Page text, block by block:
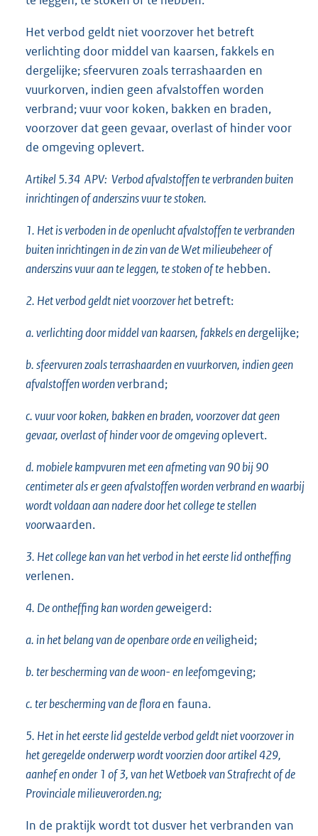
Het verbod geldt niet voorzover het betreft
verlichting door middel van kaarsen, fakkels en
dergelijke; sfeervuren zoals terrashaarden en
vuurkorven, indien geen afvalstoffen worden
verbrand; vuur voor koken, bakken en braden,
voorzover dat geen gevaar, overlast of hinder voor
de omgeving oplevert.
Artikel 5.34 APV: Verbod afvalstoffen te verbranden buiten
inrichtingen of anderszins vuur te stoken.
1. Het is verboden in de openlucht afvalstoffen te verbranden
buiten inrichtingen in de zin van de Wet milieubeheer of
anderszins vuur aan te leggen, te stoken of te hebben.
2. Het verbod geldt niet voorzover hetbetreft:
a. verlichting door middel van kaarsen, fakkels en dergelijke;
b. sfeervuren zoals terrashaarden en vuurkorven, indien geen
afvalstoffen worden verbrand;
c. vuur voor koken, bakken en braden, voorzover dat geen
gevaar, overlast of hinder voor de omgeving oplevert.
d. mobiele kampvuren met een afmeting van 90 bij 90
centimeter als er geen afvalstoffen worden verbrand en waarbij
wordt voldaan aan nadere door het college te stellen
voorwaarden.
3. Het college kan van het verbod in het eerste lid ontheffing
verlenen.
4. De ontheffing kan worden geweigerd:
a. in het belang van de openbare orde en veiligheid;
b. ter bescherming van de woon- en leefomgeving;
c. ter bescherming van de flora en fauna.
5. Het in het eerste lid gestelde verbod geldt niet voorzover in
het geregelde onderwerp wordt voorzien door artikel 429,
aanhef en onder 1 of 3, van het Wetboek van Strafrecht of de
Provinciale milieuverorden.ng;
In de praktijk wordt tot dusver het verbranden van